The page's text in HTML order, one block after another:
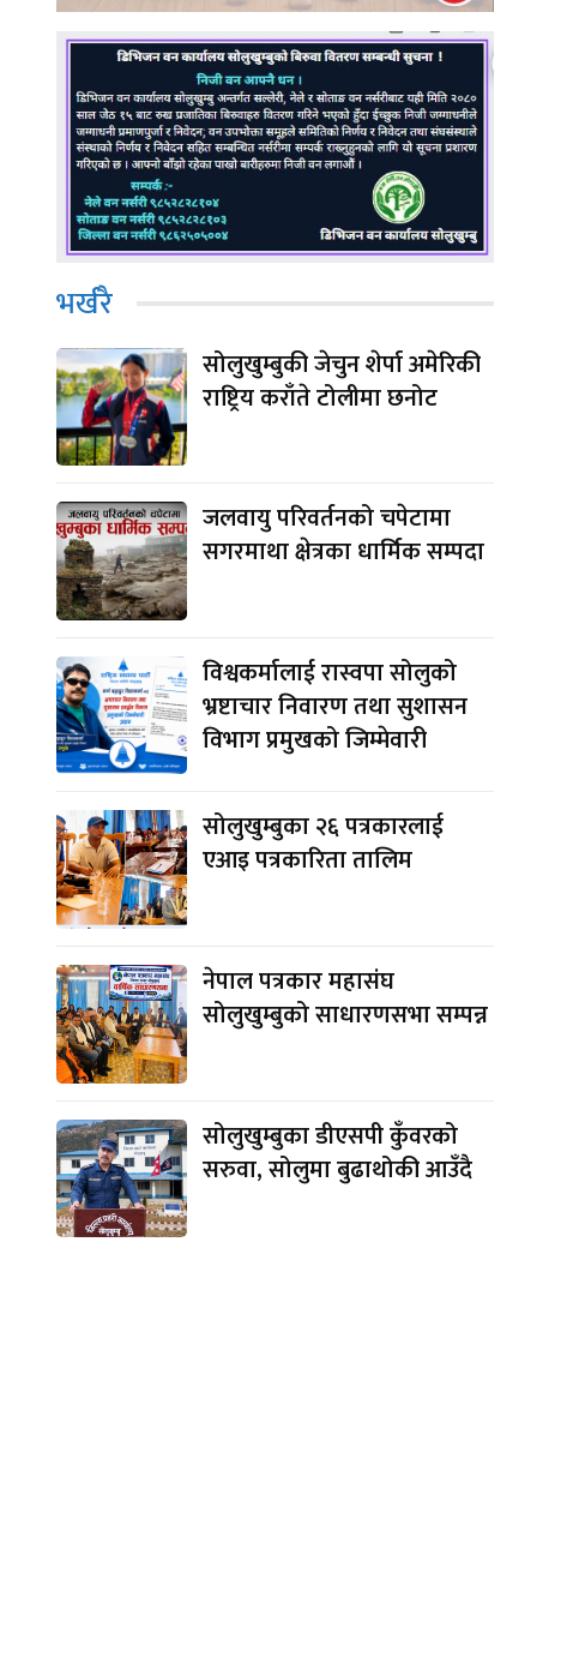
भर्खरै
सोलुखुम्बुकी जेचुन शेर्पा अमेरिकी
राष्ट्रिय कराँते टोलीमा छनोट
जलवायु परिवर्तनको चपेटामा
सगरमाथा क्षेत्रका धार्मिक सम्पदा
विश्वकर्मालाई रास्वपा सोलुको
भ्रष्टाचार निवारण तथा सुशासन
विभाग प्रमुखको जिम्मेवारी
सोलुखुम्बुका २६ पत्रकारलाई
एआइ पत्रकारिता तालिम
नेपाल पत्रकार महासंघ
सोलुखुम्बुको साधारणसभा सम्पन्न
सोलुखुम्बुका डीएसपी कुँवरको
सरुवा, सोलुमा बुढाथोकी आउँदै